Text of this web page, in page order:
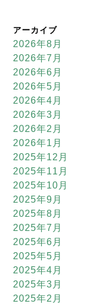
アーカイブ
2026年8月
2026年7月
2026年6月
2026年5月
2026年4月
2026年3月
2026年2月
2026年1月
2025年12月
2025年11月
2025年10月
2025年9月
2025年8月
2025年7月
2025年6月
2025年5月
2025年4月
2025年3月
2025年2月